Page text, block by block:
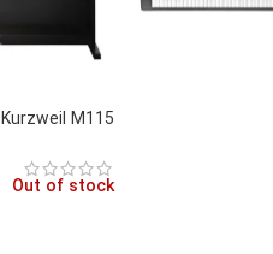
Kurzweil M115
Out of stock